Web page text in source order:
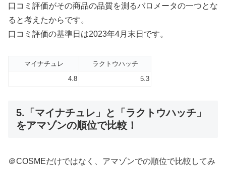
口コミ評価がその商品の品質を測るバロメータの一つとな
ると考えたからです。
口コミ評価の基準日は2023年4月末日です。
マイナチュレ
ラクトウハッチ
4.8
5.3
5.「マイナチュレ」と「ラクトウハッチ」
をアマゾンの順位で比較！
＠COSMEだけではなく、アマゾンでの順位で比較してみ